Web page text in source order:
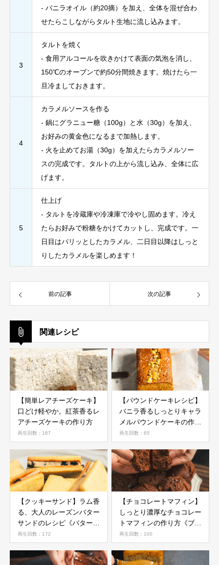
- バニラオイル（約20摘）を加え、全体を混ぜ合わ
せたらこしながらタルト生地に流し込みます。
3
タルトを焼く
- 食用アルコールを吹きかけて表面の気泡を消し、
150℃のオーブンで約50分間焼きます。焼けたら一
旦冷ましておきます。
4
カラメルソースを作る
- 鍋にグラニュー糖（100g）と水（30g）を加え、
お好みの黄金色になるまで加熱します。
- 火を止めてお湯（30g）を加えたらカラメルソー
スの完成です。タルトの上から流し込み、全体に広
げます。
5
仕上げ
- タルトを冷蔵庫や冷凍庫で冷やし固めます。冷え
たらお好みで粉糖をかけてカットし、完成です。一
日目はパリッとしたカラメル、二日目以降はしっと
りしたカラメルを楽しめます！
前の記事 次の記事
関連レシピ
【簡単レアチーズケーキ】
口どけ軽やか。紅茶香るレ
アチーズケーキの作り方
再生回数：167
【パウンドケーキレシピ】
バニラ香るしっとりキャラ
メルパウンドケーキの作り
方
再生回数：65
【クッキーサンド】ラム香
る、大人のレーズンバター
サンドのレシピ《バターク
リーム》
再生回数：172
【チョコレートマフィン】
しっとり濃厚なチョコレー
トマフィンの作り方《ブラ
ックビスケット》
再生回数：100